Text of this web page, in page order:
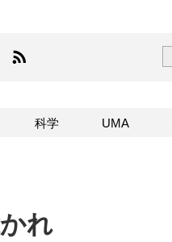
のFacebookはこちら
TOCANAのinstagramはこちら
れ
科学 UMA